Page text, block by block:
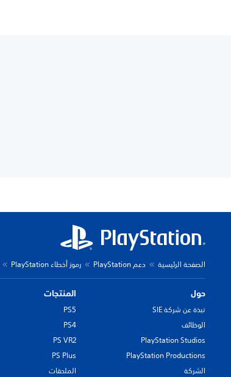
الصفحة الرئيسية دعم PlayStation رموز أخطاء PlayStation
حول
نبذة عن شركة SIE
الوظائف
PlayStation Studios
PlayStation Productions
الشركة
المنتجات
PS5
PS4
PS VR2
PS Plus
الملحقات